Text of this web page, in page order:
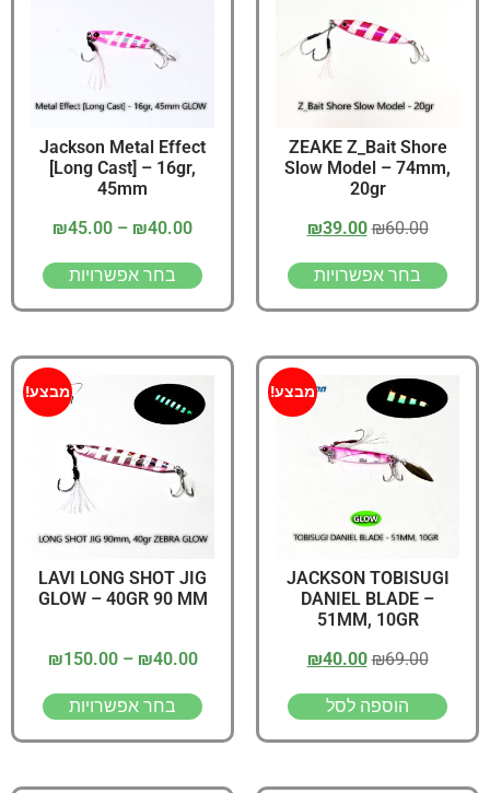
ZEAKE Z_Bait Shore
Slow Model – 74mm,
20gr
₪60.00
₪39.00
בחר אפשרויות
Jackson Metal Effect
[Long Cast] – 16gr,
45mm
₪40.00
–
₪45.00
בחר אפשרויות
מבצע!
JACKSON TOBISUGI
DANIEL BLADE –
51MM, 10GR
₪69.00
₪40.00
הוספה לסל
מבצע!
LAVI LONG SHOT JIG
GLOW – 40GR 90 MM
₪40.00
–
₪150.00
בחר אפשרויות